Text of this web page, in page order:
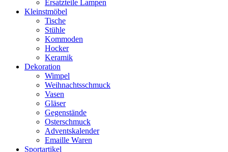
Ersatzteile Lampen
Kleinstmöbel
Tische
Stühle
Kommoden
Hocker
Keramik
Dekoration
Wimpel
Weihnachtsschmuck
Vasen
Gläser
Gegenstände
Osterschmuck
Adventskalender
Emaille Waren
Sportartikel